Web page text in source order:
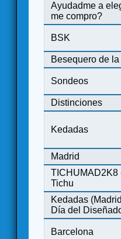
Ayudadme a
me compro?
BSK
Besequero de
Sondeos
Distinciones
Kedadas
Madrid
TICHUMAD2K8
Tichu
Kedadas
Día del
Barcelona